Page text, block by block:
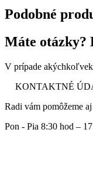
Podobné
Máte otázky?
V prípade
KONTAKTNÉ
Radi vám pomôžeme
Pon - Pia 8:30 hod –